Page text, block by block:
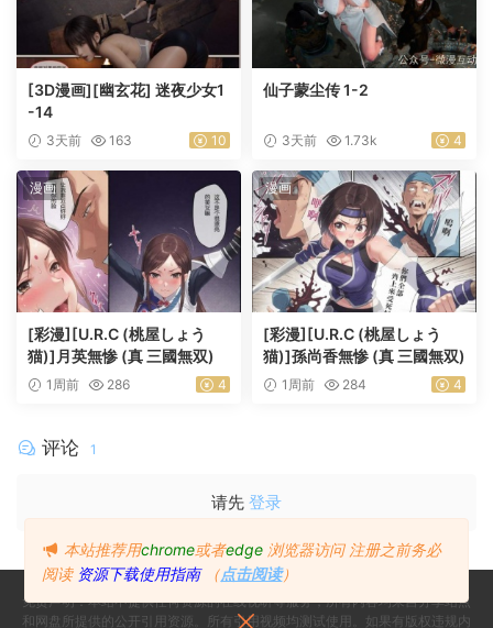
[3D漫画][幽玄花] 迷夜少女1
-14
3天前 163 10
仙子蒙尘传 1-2
3天前 1.73k 4
漫画
[彩漫][U.R.C (桃屋しょう
猫)]月英無惨 (真 三國無双)
1周前 286 4
漫画
[彩漫][U.R.C (桃屋しょう
猫)]孫尚香無惨 (真 三國無双)
1周前 284 4
评论 1
请先 登录
免责声明：本站不提供任何资源的在线视听等服务，所有内容均来自分享站点
和网盘所提供的公开引用资源。所有引用视频均测试使用。如果有版权违规内
本站推荐用chrome或者edge 浏览器访问 注册之前务必
阅读 资源下载使用指南 （点击阅读）